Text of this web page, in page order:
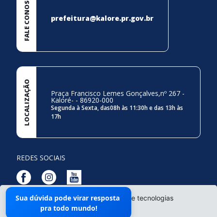
O site da Prefeitura não utiliza cookies e tecnologias
semelhantes.
FALE CONOSCO prefeitura@kalore.pr.gov.br
LOCALIZAÇÃO Praça Francisco Lemes Gonçalves,nº 267 -
Kaloré- - 86920-000
Segunda à Sexta, das08h às 11:30h e das 13h às
17h
REDES SOCIAIS
Mapa do Site
Sua dúvida pode virar resposta
pra todo mundo!